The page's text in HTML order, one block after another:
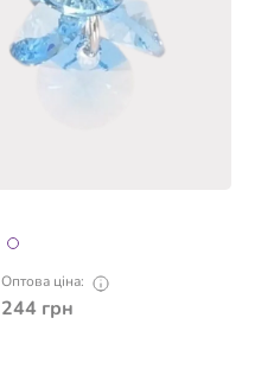
Оптова ціна:
244 грн